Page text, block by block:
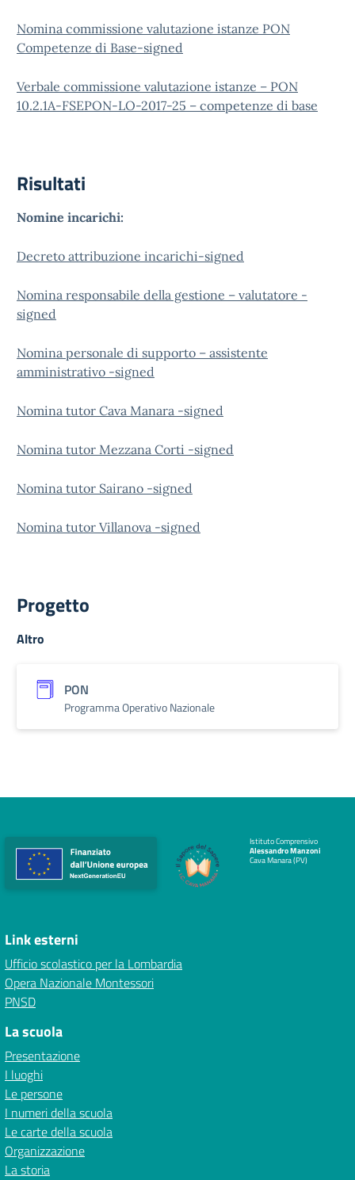
Nomina commissione valutazione istanze PON
Competenze di Base-signed
Verbale commissione valutazione istanze – PON
10.2.1A-FSEPON-LO-2017-25 – competenze di base
Risultati
Nomine incarichi:
Decreto attribuzione incarichi-signed
Nomina responsabile della gestione – valutatore -
signed
Nomina personale di supporto – assistente
amministrativo -signed
Nomina tutor Cava Manara -signed
Nomina tutor Mezzana Corti -signed
Nomina tutor Sairano -signed
Nomina tutor Villanova -signed
Progetto
Altro
PON
Programma Operativo Nazionale
Istituto Comprensivo
Alessandro Manzoni
Cava Manara (PV)
Link esterni
Ufficio scolastico per la Lombardia
Opera Nazionale Montessori
PNSD
La scuola
Presentazione
I luoghi
Le persone
I numeri della scuola
Le carte della scuola
Organizzazione
La storia